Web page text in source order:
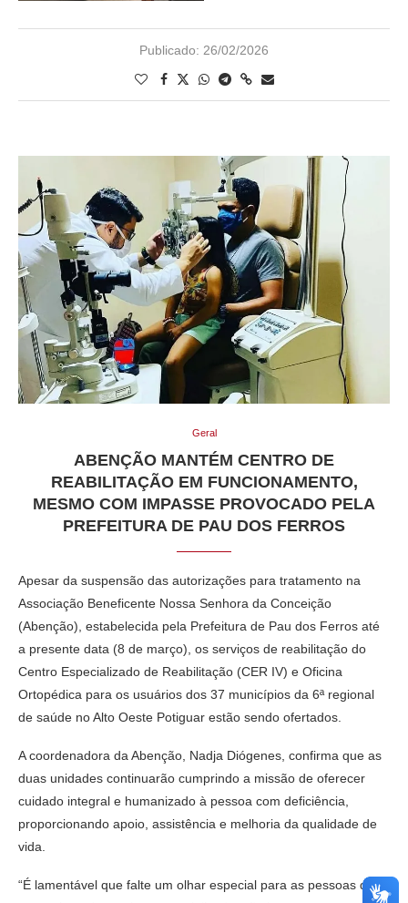
Publicado: 26/02/2026
Geral
ABENÇÃO MANTÉM CENTRO DE
REABILITAÇÃO EM FUNCIONAMENTO,
MESMO COM IMPASSE PROVOCADO PELA
PREFEITURA DE PAU DOS FERROS
Apesar da suspensão das autorizações para tratamento na
Associação Beneficente Nossa Senhora da Conceição
(Abenção), estabelecida pela Prefeitura de Pau dos Ferros até
a presente data (8 de março), os serviços de reabilitação do
Centro Especializado de Reabilitação (CER IV) e Oficina
Ortopédica para os usuários dos 37 municípios da 6ª regional
de saúde no Alto Oeste Potiguar estão sendo ofertados.
A coordenadora da Abenção, Nadja Diógenes, confirma que as
duas unidades continuarão cumprindo a missão de oferecer
cuidado integral e humanizado à pessoa com deficiência,
proporcionando apoio, assistência e melhoria da qualidade de
vida.
“É lamentável que falte um olhar especial para as pessoas que